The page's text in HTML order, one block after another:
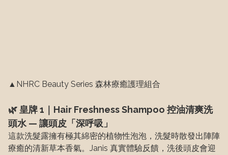
▲NHRC Beauty Series 森林療癒護理組合
🌿 皇牌 1｜Hair Freshness Shampoo 控油清爽洗
頭水 — 讓頭皮「深呼吸」
這款洗髮露擁有極其綿密的植物性泡泡，洗髮時散發出陣陣
療癒的清新草本香氣。Janis 真實體驗反饋，洗後頭皮會迎